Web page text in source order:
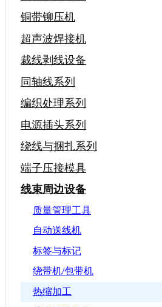
铜带铆压机
超声波焊接机
裁线剥线设备
同轴线系列
编织处理系列
电源插头系列
绕线与捆扎系列
端子压接模具
线束周边设备
质量管理工具
自动送线机
标签与标记
绕带机/包带机
热缩加工